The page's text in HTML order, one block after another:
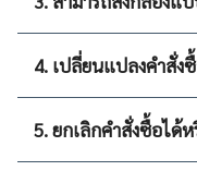
4. เปลี่ยนแปลงคำสั่ง
5. ยกเลิกคำสั่งซื้อได้